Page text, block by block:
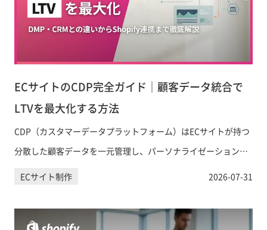
ECサイトのCDP完全ガイド｜顧客データ統合で
LTVを最大化する方法
CDP（カスタマーデータプラットフォーム）はECサイトが持つ
分散した顧客データを一元管理し、パーソナライゼーションや
LTV向上に活用するための基盤です。DMP・CRMとの違いから
るべき情報を網羅的に解説します。
ECサイト制作 2026-07-31